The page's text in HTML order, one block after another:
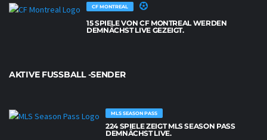
CF MONTREAL
15 SPIELE VON CF MONTREAL WERDEN
DEMNÄCHST LIVE GEZEIGT.
AKTIVE FUSSBALL -SENDER
MLS SEASON PASS
224 SPIELE ZEIGT MLS SEASON PASS
DEMNÄCHST LIVE.